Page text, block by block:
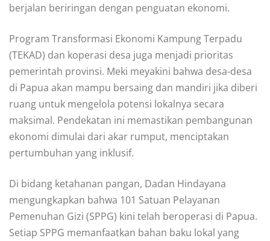
berjalan beriringan dengan penguatan ekonomi.
Program Transformasi Ekonomi Kampung Terpadu
(TEKAD) dan koperasi desa juga menjadi prioritas
pemerintah provinsi. Meki meyakini bahwa desa-desa
di Papua akan mampu bersaing dan mandiri jika diberi
ruang untuk mengelola potensi lokalnya secara
maksimal. Pendekatan ini memastikan pembangunan
ekonomi dimulai dari akar rumput, menciptakan
pertumbuhan yang inklusif.
Di bidang ketahanan pangan, Dadan Hindayana
mengungkapkan bahwa 101 Satuan Pelayanan
Pemenuhan Gizi (SPPG) kini telah beroperasi di Papua.
Setiap SPPG memanfaatkan bahan baku lokal yang